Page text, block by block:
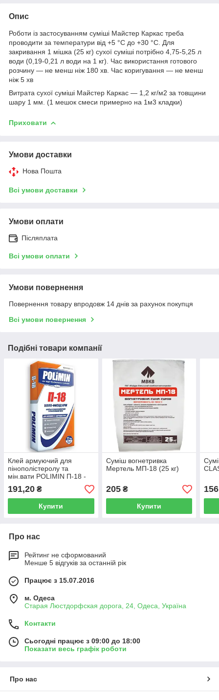
Опис
Роботи із застосуванням суміші Майстер Каркас треба
проводити за температури від +5 °C до +30 °C. Для
закривання 1 мішка (25 кг) сухої суміші потрібно 4,75-5,25 л
води (0,19-0,21 л води на 1 кг). Час використання готового
розчину — не менш ніж 180 хв. Час коригування — не менш
ніж 5 хв
Витрата сухої суміші Майстер Каркас — 1,2 кг/м2 за товщини
шару 1 мм. (1 мешок смеси примерно на 1м3 кладки)
Приховати
Умови доставки
Нова Пошта
Всі умови доставки
Умови оплати
Післяплата
Всі умови оплати
Умови повернення
Повернення товару впродовж 14 днів за рахунок покупця
Всі умови повернення
Подібні товари компанії
Клей армуючий для
пінополістеролу та
мін.вати POLIMIN П-18 -
25 кг
191,20 ₴
Купити
Суміш вогнетривка
Мертель МП-18 (25 кг)
205₴
Купити
Про нас
Рейтинг не сформований
Менше 5 відгуків за останній рік
Працює з 15.07.2016
м. Одеса
Старая Люстдорфская дорога, 24, Одеса, Україна
Контакти
Сьогодні працює з 09:00 до 18:00
Показати весь графік роботи
Про нас